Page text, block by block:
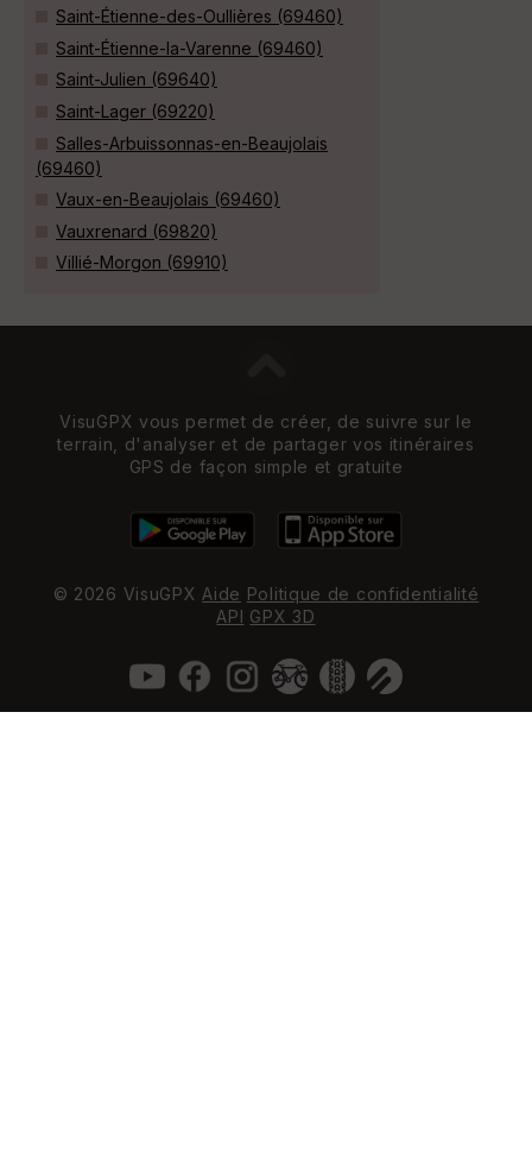
Saint-Étienne-des-Oullières (69460)
Saint-Étienne-la-Varenne (69460)
Saint-Julien (69640)
Saint-Lager (69220)
Salles-Arbuissonnas-en-Beaujolais
(69460)
Vaux-en-Beaujolais (69460)
Vauxrenard (69820)
Villié-Morgon (69910)
VisuGPX vous permet de créer, de suivre sur le
terrain, d'analyser et de partager vos itinéraires
GPS de façon simple et gratuite
© 2026 VisuGPXAide Politique de confidentialité
API GPX 3D